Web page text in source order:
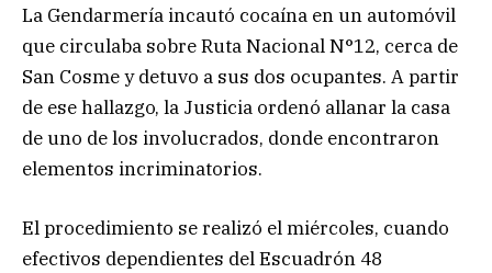
La Gendarmería incautó cocaína en un automóvil
que circulaba sobre Ruta Nacional N°12, cerca de
San Cosme y detuvo a sus dos ocupantes. A partir
de ese hallazgo, la Justicia ordenó allanar la casa
de uno de los involucrados, donde encontraron
elementos incriminatorios.
El procedimiento se realizó el miércoles, cuando
efectivos dependientes del Escuadrón 48